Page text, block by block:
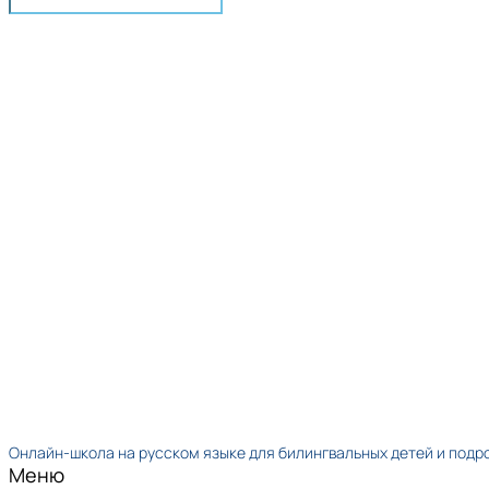
Онлайн-школа на русском языке для билингвальных детей и
Меню